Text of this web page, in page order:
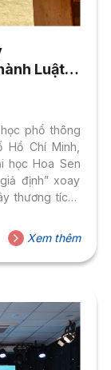
Luật
phổ thông
Chí Minh,
học Hoa Sen
định” xoay
thương tích”.
học sinh và
giảng viên
Xem thêm